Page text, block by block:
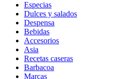
Especias
Dulces y salados
Despensa
Bebidas
Accesorios
Asia
Recetas caseras
Barbacoa
Marcas